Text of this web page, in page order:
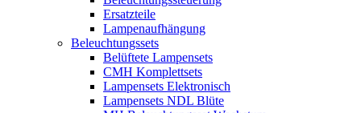
Ersatzteile
Lampenaufhängung
Beleuchtungssets
Belüftete Lampensets
CMH Komplettsets
Lampensets Elektronisch
Lampensets NDL Blüte